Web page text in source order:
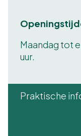
Maandag tot
uur.
Praktische